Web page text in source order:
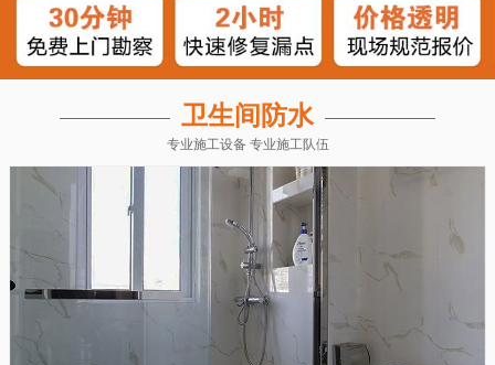
卫生间防水
专业施工设备 专业施工队伍